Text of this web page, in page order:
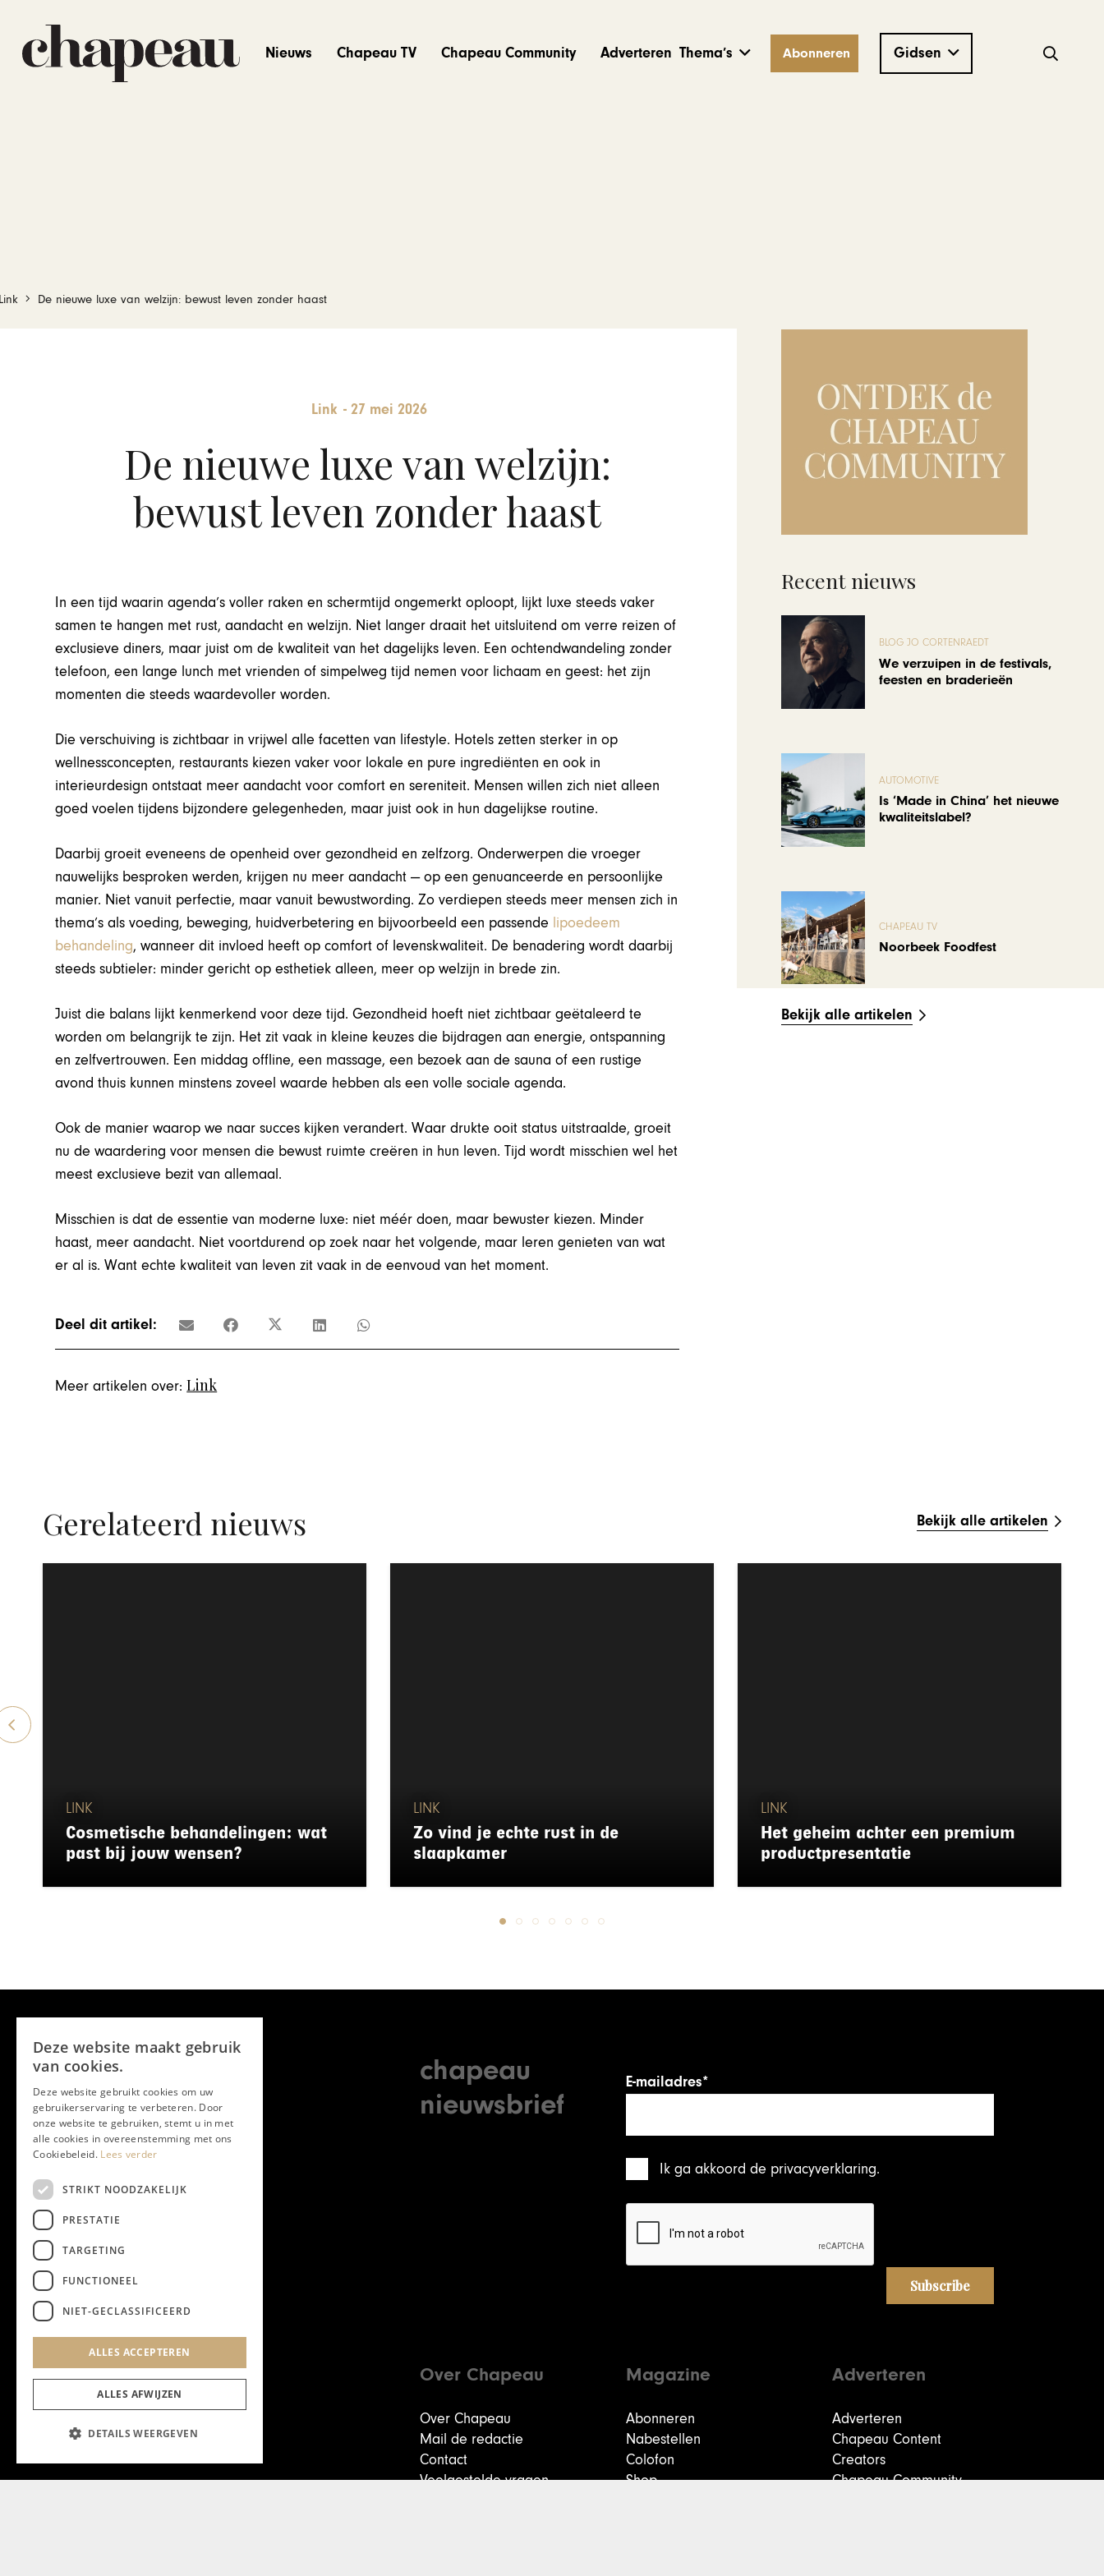
Nieuws Chapeau TV Chapeau Community Adverteren Thema’s Abonneren Gidsen
De nieuwe luxe van welzijn: bewust leven zonder haast
Link -27 mei 2026
De nieuwe luxe van welzijn:
bewust leven zonder haast
In een tijd waarin agenda’s voller raken en schermtijd ongemerkt oploopt, lijkt luxe steeds vaker
samen te hangen met rust, aandacht en welzijn. Niet langer draait het uitsluitend om verre reizen of
exclusieve diners, maar juist om de kwaliteit van het dagelijks leven. Een ochtendwandeling zonder
telefoon, een lange lunch met vrienden of simpelweg tijd nemen voor lichaam en geest: het zijn
momenten die steeds waardevoller worden.
Die verschuiving is zichtbaar in vrijwel alle facetten van lifestyle. Hotels zetten sterker in op
wellnessconcepten, restaurants kiezen vaker voor lokale en pure ingrediënten en ook in
interieurdesign ontstaat meer aandacht voor comfort en sereniteit. Mensen willen zich niet alleen
goed voelen tijdens bijzondere gelegenheden, maar juist ook in hun dagelijkse routine.
Daarbij groeit eveneens de openheid over gezondheid en zelfzorg. Onderwerpen die vroeger
nauwelijks besproken werden, krijgen nu meer aandacht — op een genuanceerde en persoonlijke
manier. Niet vanuit perfectie, maar vanuit bewustwording. Zo verdiepen steeds meer mensen zich in
thema’s als voeding, beweging, huidverbetering en bijvoorbeeld een passende lipoedeem
behandeling, wanneer dit invloed heeft op comfort of levenskwaliteit. De benadering wordt daarbij
steeds subtieler: minder gericht op esthetiek alleen, meer op welzijn in brede zin.
Juist die balans lijkt kenmerkend voor deze tijd. Gezondheid hoeft niet zichtbaar geëtaleerd te
worden om belangrijk te zijn. Het zit vaak in kleine keuzes die bijdragen aan energie, ontspanning
en zelfvertrouwen. Een middag offline, een massage, een bezoek aan de sauna of een rustige
avond thuis kunnen minstens zoveel waarde hebben als een volle sociale agenda.
Ook de manier waarop we naar succes kijken verandert. Waar drukte ooit status uitstraalde, groeit
nu de waardering voor mensen die bewust ruimte creëren in hun leven. Tijd wordt misschien wel het
meest exclusieve bezit van allemaal.
Misschien is dat de essentie van moderne luxe: niet méér doen, maar bewuster kiezen. Minder
haast, meer aandacht. Niet voortdurend op zoek naar het volgende, maar leren genieten van wat
er al is. Want echte kwaliteit van leven zit vaak in de eenvoud van het moment.
Deel dit artikel:
Meer artikelen over: Link
Recent nieuws
BLOG JO CORTENRAEDT
We verzuipen in de festivals,
feesten en braderieën
AUTOMOTIVE
Is ‘Made in China’ het nieuwe
kwaliteitslabel?
CHAPEAU TV
Noorbeek Foodfest
Bekijk alle artikelen
Gerelateerd nieuws Bekijk alle artikelen
LINK
Cosmetische behandelingen: wat
past bij jouw wensen?
LINK
Zo vind je echte rust in de
slaapkamer
LINK
Het geheim achter een premium
productpresentatie
chapeau
nieuwsbrief
E-mailadres*
Ik ga akkoord de privacyverklaring.
Over Chapeau
Over Chapeau
Mail de redactie
Contact
Veelgestelde vragen
Magazine
Abonneren
Nabestellen
Colofon
Shop
Adverteren
Adverteren
Chapeau Content
Creators
Chapeau Community
Deze website maakt gebruik
van cookies.
Deze website gebruikt cookies om uw
gebruikerservaring te verbeteren. Door
onze website te gebruiken, stemt u in met
alle cookies in overeenstemming met ons
Cookiebeleid. Lees verder
STRIKT NOODZAKELIJK
PRESTATIE
TARGETING
FUNCTIONEEL
NIET-GECLASSIFICEERD
ALLES ACCEPTEREN
ALLES AFWIJZEN
DETAILS WEERGEVEN